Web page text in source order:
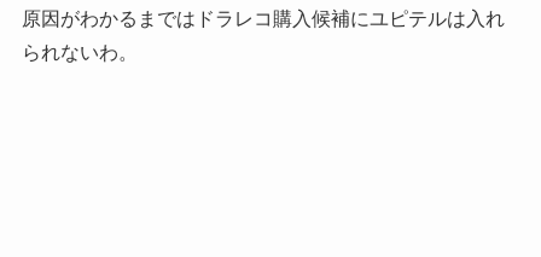
原因がわかるまではドラレコ購入候補にユピテルは入れ
られないわ。